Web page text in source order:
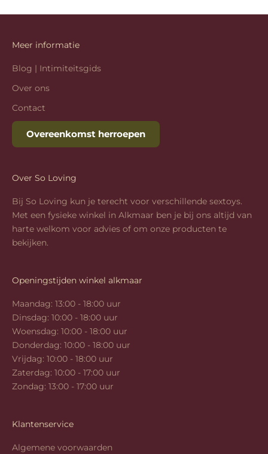
Meer informatie
Blog | Intimiteitsgids
Over ons
Contact
Overeenkomst herroepen
Over So Loving
Bij So Loving kun je terecht voor verschillende sextoys.
Met een fysieke winkel in Alkmaar ben je bij ons altijd van
harte welkom voor advies of om onze producten te
bekijken.
Openingstijden winkel alkmaar
Maandag: 13:00 - 18:00 uur
Dinsdag: 10:00 - 18:00 uur
Woensdag: 10:00 - 18:00 uur
Donderdag: 10:00 - 18:00 uur
Vrijdag: 10:00 - 18:00 uur
Zaterdag: 10:00 - 17:00 uur
Zondag: 13:00 - 17:00 uur
Klantenservice
Algemene voorwaarden